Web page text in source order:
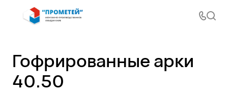
Гофрированные арки
40.50